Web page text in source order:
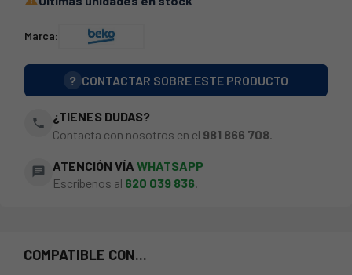
Marca:
? CONTACTAR SOBRE ESTE PRODUCTO
phone
¿TIENES DUDAS?
Contacta con nosotros en el 981 866 708
chat ATENCIÓN VÍA WHATSAPP
Escríbenos al 620 039 836.
COMPATIBLE CON...